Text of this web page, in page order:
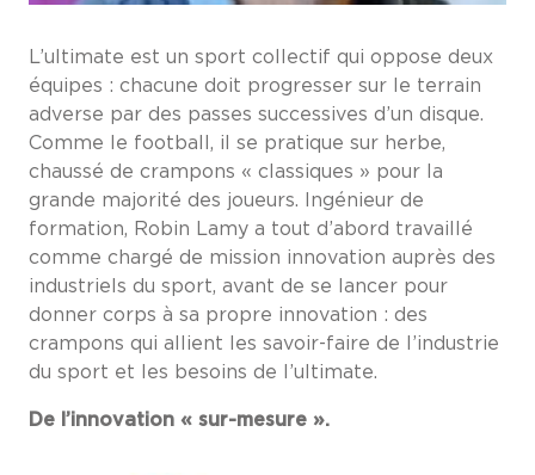
L’ultimate est un sport collectif qui oppose deux
équipes : chacune doit progresser sur le terrain
adverse par des passes successives d’un disque.
Comme le football, il se pratique sur herbe,
chaussé de crampons « classiques » pour la
grande majorité des joueurs. Ingénieur de
formation, Robin Lamy a tout d’abord travaillé
comme chargé de mission innovation auprès des
industriels du sport, avant de se lancer pour
donner corps à sa propre innovation : des
crampons qui allient les savoir-faire de l’industrie
du sport et les besoins de l’ultimate.
De l’innovation « sur-mesure ».